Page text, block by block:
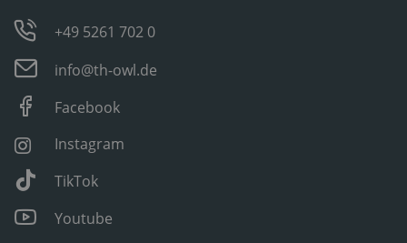
+49 5261 702 0
info@th-owl.de
Facebook
Instagram
TikTok
Youtube